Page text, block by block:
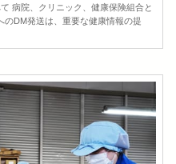
病院、クリニック、健康保険組合と
のDM発送は、重要な健康情報の提